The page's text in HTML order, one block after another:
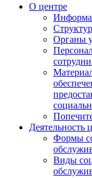
О центре
Органы
Деятельность
Формы
Виды